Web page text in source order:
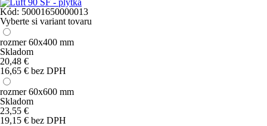
Kód: 50001650000013
Vyberte si variant tovaru
rozmer 60x400 mm
Skladom
20,48 €
16,65 € bez DPH
rozmer 60x600 mm
Skladom
23,55 €
19,15 € bez DPH